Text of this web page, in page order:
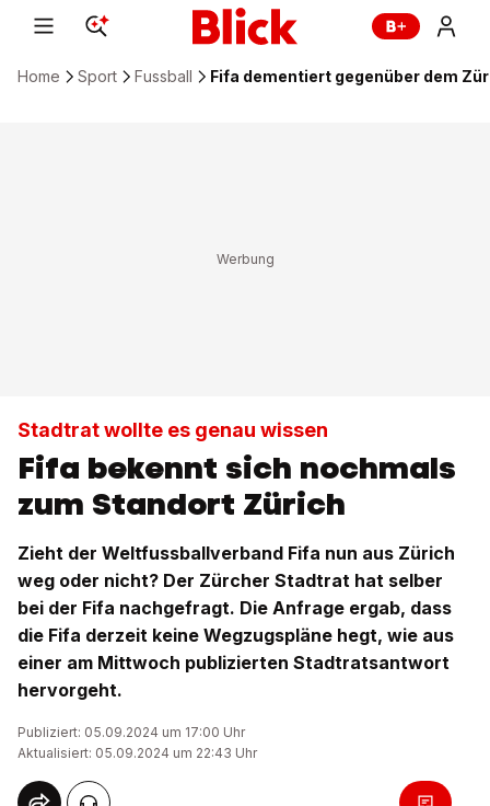
Home Sport Fussball Fifa dementiert gegenüber dem
Stadtrat wollte es genau wissen
Fifa bekennt sich nochmals
zum Standort Zürich
Zieht der Weltfussballverband Fifa nun aus Zürich
weg oder nicht? Der Zürcher Stadtrat hat selber
bei der Fifa nachgefragt. Die Anfrage ergab, dass
die Fifa derzeit keine Wegzugspläne hegt, wie aus
einer am Mittwoch publizierten Stadtratsantwort
hervorgeht.
Publiziert: 05.09.2024 um 17:00 Uhr
Aktualisiert: 05.09.2024 um 22:43 Uhr